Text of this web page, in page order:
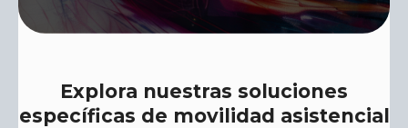
Explora nuestras soluciones
específicas de movilidad asistencial